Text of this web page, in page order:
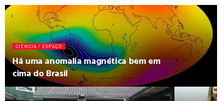
CIÊNCIA / ESPAÇO
Há uma anomalia magnética bem em
cima do Brasil